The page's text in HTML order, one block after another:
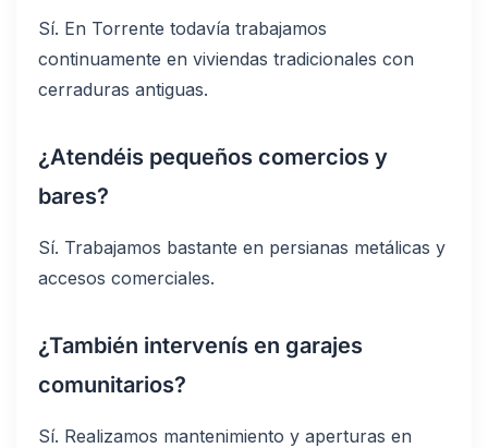
Sí. En Torrente todavía trabajamos
continuamente en viviendas tradicionales con
cerraduras antiguas.
¿Atendéis pequeños comercios y
bares?
Sí. Trabajamos bastante en persianas metálicas y
accesos comerciales.
¿También intervenís en garajes
comunitarios?
Sí. Realizamos mantenimiento y aperturas en